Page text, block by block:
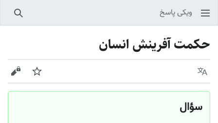
ویکی پاسخ
حکمت آفرینش انسان
زبان پیگیری
سؤال